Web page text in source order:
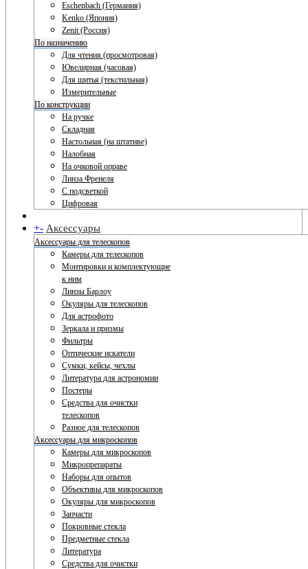
Eschenbach (Германия)
Kenko (Япония)
Zenit (Россия)
По назначению
Для чтения (просмотровая)
Ювелирная (часовая)
Для шитья (текстильная)
Измерительные
По конструкции
На ручке
Складная
Настольная (на штативе)
Налобная
На очковой оправе
Линза Френеля
С подсветкой
Цифровая
+- Аксессуары
Аксессуары для телескопов
Камеры для телескопов
Монтировки и комплектующие
к ним
Линзы Барлоу
Окуляры для телескопов
Для астрофото
Зеркала и призмы
Фильтры
Оптические искатели
Сумки, кейсы, чехлы
Литература для астрономии
Постеры
Средства для очистки
телескопов
Разное для телескопов
Аксессуары для микроскопов
Камеры для микроскопов
Микропрепараты
Наборы для опытов
Объективы для микроскопов
Окуляры для микроскопов
Запчасти
Покровные стекла
Предметные стекла
Литература
Средства для очистки